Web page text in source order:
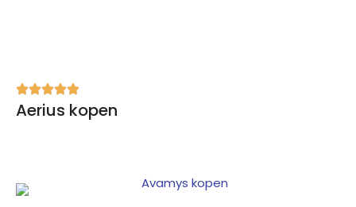
Aerius kopen